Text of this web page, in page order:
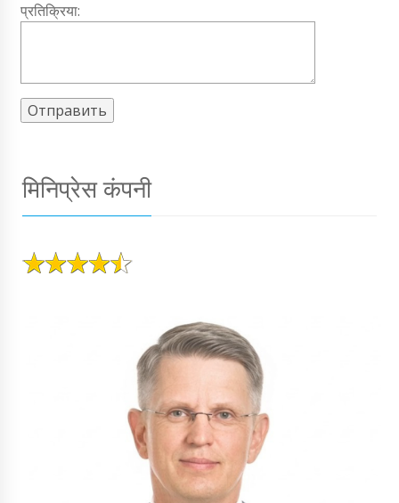
प्रतिक्रिया:
मिनिप्रेस कंपनी